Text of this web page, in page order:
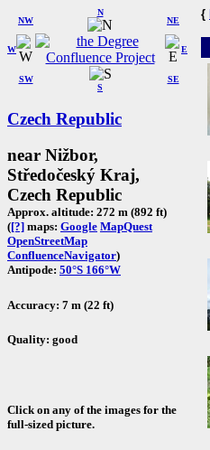
W
NW
N
NE
SW
S
SE
E
Czech Republic
near Nižbor,
Středočeský Kraj,
Czech Republic
Approx. altitude: 272 m (892 ft)
([?] maps: Google MapQuest
OpenStreetMap
ConfluenceNavigator)
Antipode: 50°S 166°W
Accuracy: 7 m (22 ft)
Quality: good
Click on any of the images for the
full-sized picture.
{